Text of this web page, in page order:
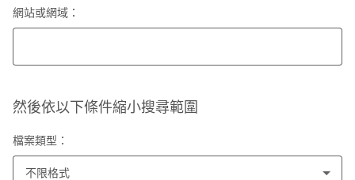
網站或網域：
然後依以下條件縮小搜尋範圍
檔案類型：
不限格式